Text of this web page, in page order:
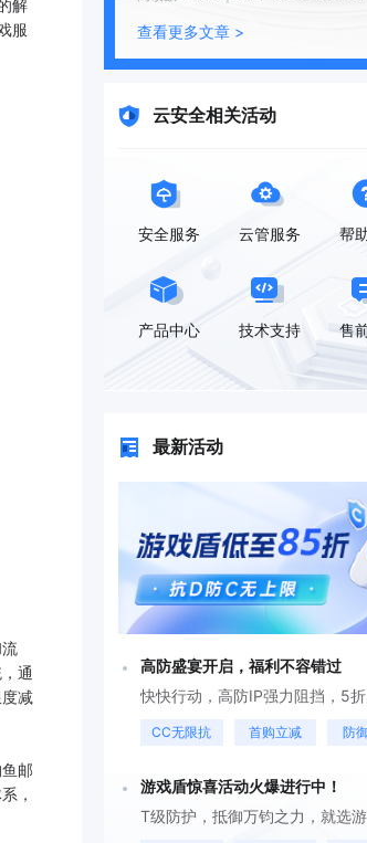
解
服
通
减
邮
，
查看更多文章 >
云安全相关活动
安全服务 云管服务 帮
产品中心 技术支持 售
最新活动
高防盛宴开启，福利不容错过
快快行动，高防IP强力阻挡，5
CC无限抗 首购立减 防
游戏盾惊喜活动火爆进行中！
T级防护，抵御万钧之力，就选